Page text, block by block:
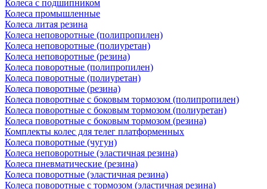
Колеса с подшипником
Колеса промышленные
Колеса литая резина
Колеса неповоротные (полипропилен)
Колеса неповоротные (полиуретан)
Колеса неповоротные (резина)
Колеса поворотные (полипропилен)
Колеса поворотные (полиуретан)
Колеса поворотные (резина)
Колеса поворотные c боковым тормозом (полипропилен)
Колеса поворотные c боковым тормозом (полиуретан)
Колеса поворотные c боковым тормозом (резина)
Комплекты колес для телег платформенных
Колеса поворотные (чугун)
Колеса неповоротные (эластичная резина)
Колеса пневматические (резина)
Колеса поворотные (эластичная резина)
Колеса поворотные c тормозом (эластичная резина)